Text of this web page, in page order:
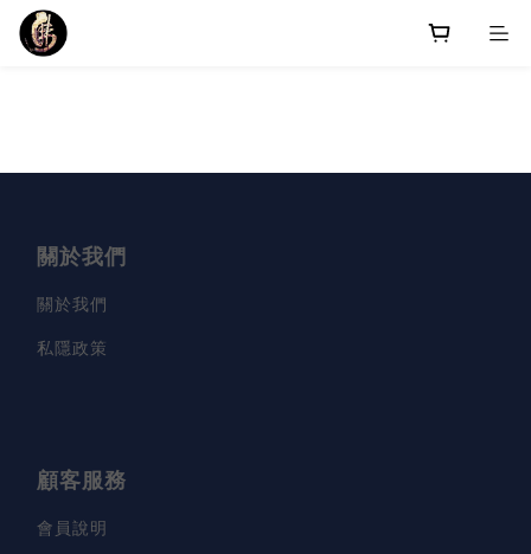
關於我們
關於我們
私隱政策
顧客服務
會員說明